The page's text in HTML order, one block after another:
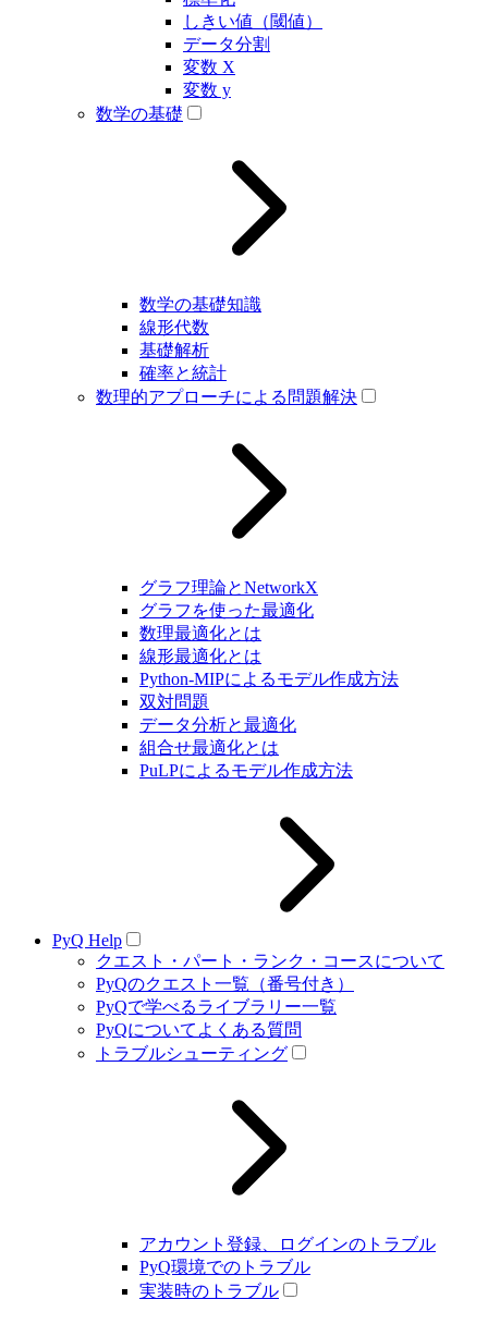
しきい値（閾値）
データ分割
変数 X
変数 y
数学の基礎
数学の基礎知識
線形代数
基礎解析
確率と統計
数理的アプローチによる問題解決
グラフ理論とNetworkX
グラフを使った最適化
数理最適化とは
線形最適化とは
Python-MIPによるモデル作成方法
双対問題
データ分析と最適化
組合せ最適化とは
PuLPによるモデル作成方法
PyQ Help
クエスト・パート・ランク・コースについて
PyQのクエスト一覧（番号付き）
PyQで学べるライブラリー一覧
PyQについてよくある質問
トラブルシューティング
アカウント登録、ログインのトラブル
PyQ環境でのトラブル
実装時のトラブル